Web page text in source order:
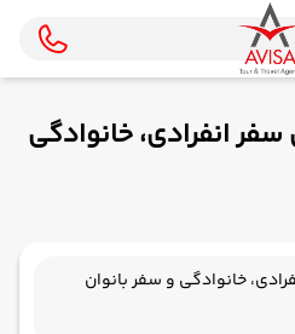
سفر انفرادی، خانوادگی
خانوادگی و سفر بانوان